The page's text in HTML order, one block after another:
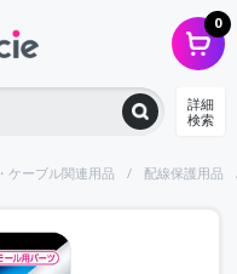
0
詳細
検索
ケーブル関連用品 配線保護用品